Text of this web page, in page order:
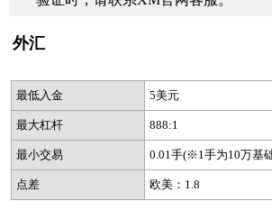
外汇
最低入金 5美元
最大杠杆 888:1
最小交易 0.01手(※1手为10万基
点差 欧美：1.8